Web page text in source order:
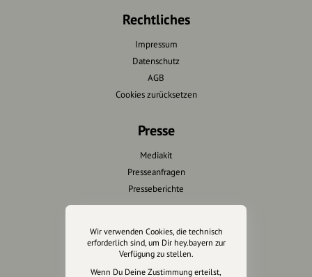
Rechtliches
Impressum
Datenschutz
AGB
Cookies zurücksetzen
Presse
Mediakit
Presseanfragen
Presseberichte
Wir unterstützen Euch
Fotografie & mehr
Marketing
Wir verwenden Cookies, die technisch
erforderlich sind, um Dir hey.bayern zur
Verfügung zu stellen.
Wenn Du Deine Zustimmung erteilst,